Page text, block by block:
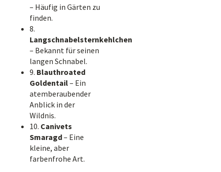
– Häufig in Gärten zu
finden.
8.
Langschnabelsternkehlchen
– Bekannt für seinen
langen Schnabel.
9. Blauthroated
Goldentail– Ein
atemberaubender
Anblick in der
Wildnis.
10. Canivets
Smaragd– Eine
kleine, aber
farbenfrohe Art.